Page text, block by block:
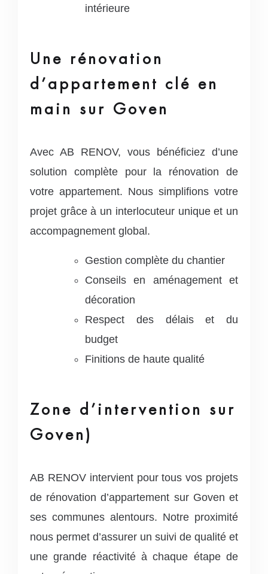
intérieure
Une rénovation
d’appartement clé en
main sur Goven
Avec AB RENOV, vous bénéficiez d’une
solution complète pour la rénovation de
votre appartement. Nous simplifions votre
projet grâce à un interlocuteur unique et un
accompagnement global.
Gestion complète du chantier
Conseils en aménagement et
décoration
Respect des délais et du
budget
Finitions de haute qualité
Zone d’intervention sur
Goven)
AB RENOV intervient pour tous vos projets
de rénovation d’appartement sur Goven et
ses communes alentours. Notre proximité
nous permet d’assurer un suivi de qualité et
une grande réactivité à chaque étape de